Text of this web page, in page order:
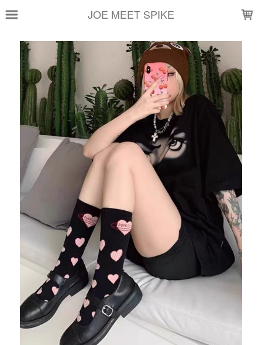
JOE MEET SPIKE